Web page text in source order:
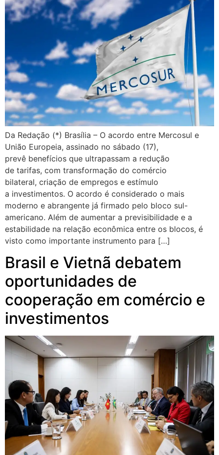
Da Redação (*) Brasília – O acordo entre Mercosul e
União Europeia, assinado no sábado (17),
prevê benefícios que ultrapassam a redução
de tarifas, com transformação do comércio
bilateral, criação de empregos e estímulo
a investimentos. O acordo é considerado o mais
moderno e abrangente já firmado pelo bloco sul-
americano. Além de aumentar a previsibilidade e a
estabilidade na relação econômica entre os blocos, é
visto como importante instrumento para […]
Brasil e Vietnã debatem
oportunidades de
cooperação em comércio e
investimentos